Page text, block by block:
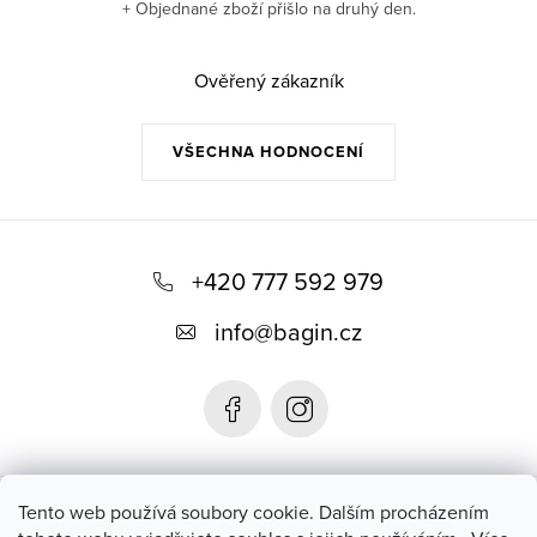
Tento web používá soubory cookie. Dalším procházením
VŠECHNA HODNOCENÍ
+ Objednané zboží přišlo na druhý den.
Ověřený zákazník
+420 777 592 979
info@bagin.cz
Bagin.cz